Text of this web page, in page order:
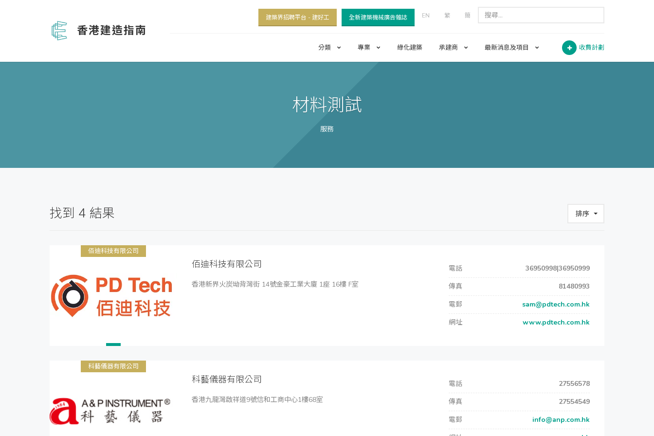
香港建造指南
建築界招聘平台 - 建好工 全新建築機械廣告雜誌 EN 繁 簡
收費計劃
分類 專業 綠化建築 承建商 最新消息及項目
材料測試
服務
找到 4 結果 排序
佰迪科技有限公司
佰迪科技有限公司
香港新界火炭坳背灣街 14號金豪工業大廈 1座 16樓 F室
電話
36950998|36950999
傳真
81480993
電郵
sam@pdtech.com.hk
網址
www.pdtech.com.hk
科藝儀器有限公司
科藝儀器有限公司
香港九龍灣啟祥道9號信和工商中心1樓68室
電話
27556578
傳真
27554549
電郵
info@anp.com.hk